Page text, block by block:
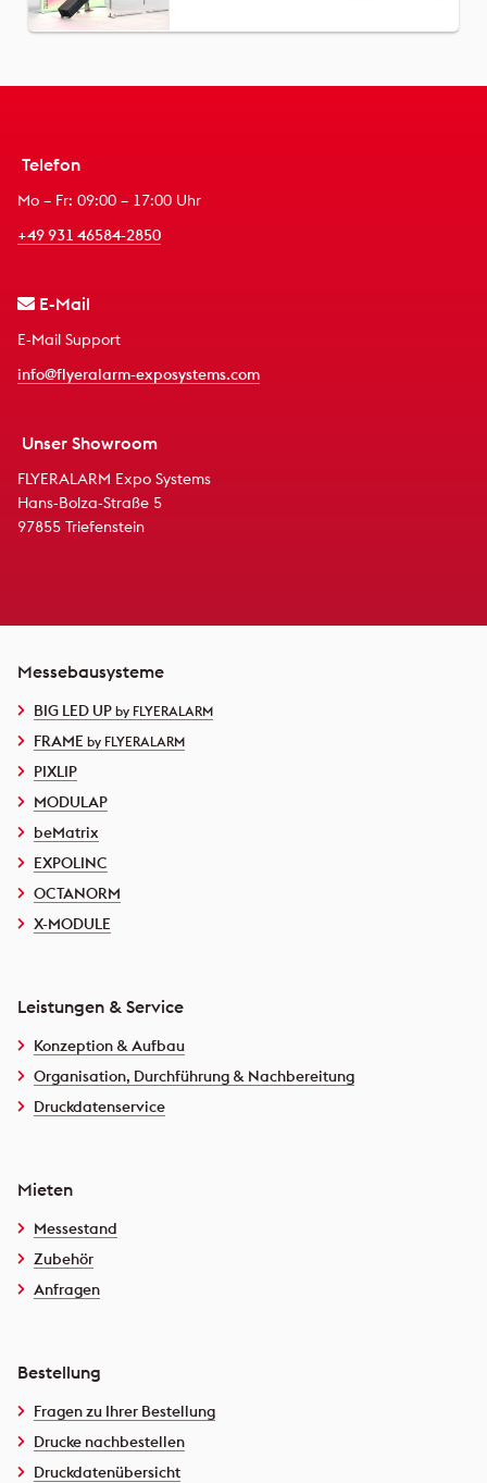
Telefon
Mo – Fr: 09:00 – 17:00 Uhr
+49 931 46584-2850
E-Mail
E-Mail Support
info@flyeralarm-exposystems.com
Unser Showroom
FLYERALARM Expo Systems
Hans-Bolza-Straße 5
97855 Triefenstein
Messebausysteme
BIG LED UP by FLYERALARM
FRAME by FLYERALARM
PIXLIP
MODULAP
beMatrix
EXPOLINC
OCTANORM
X-MODULE
Leistungen & Service
Konzeption & Aufbau
Organisation, Durchführung & Nachbereitung
Druckdatenservice
Mieten
Messestand
Zubehör
Anfragen
Bestellung
Fragen zu Ihrer Bestellung
Drucke nachbestellen
Druckdatenübersicht